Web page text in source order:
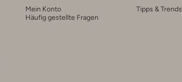
Mein Konto
Häufig gestellte Fragen
Tipps & Trends